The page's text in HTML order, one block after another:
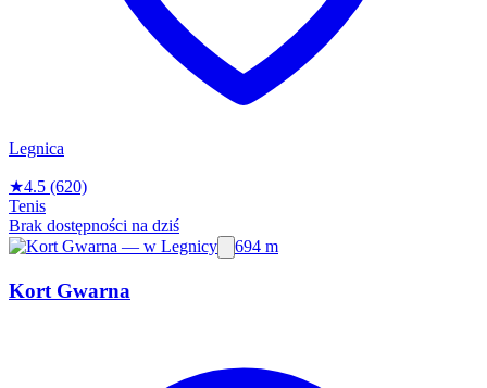
Legnica
★4.5 (620)
Tenis
Brak dostępności na dziś
694 m
Kort Gwarna